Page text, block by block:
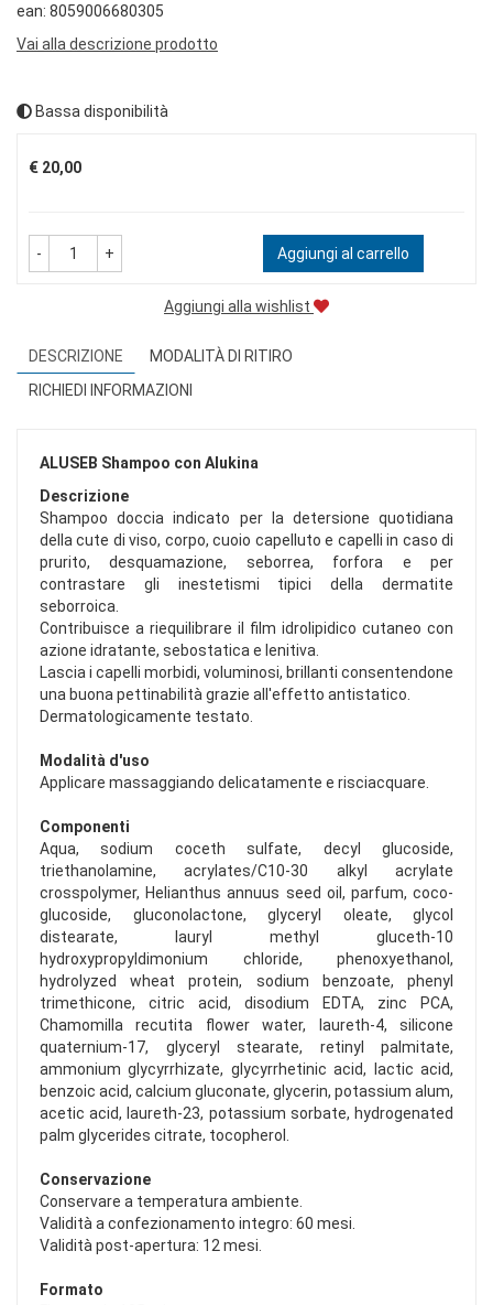
ean: 8059006680305
Vai alla descrizione prodotto
Bassa disponibilità
Prezzo
€ 20,00
- + Aggiungi al carrello
Aggiungi alla wishlist
DESCRIZIONE
MODALITÀ DI RITIRO
RICHIEDI INFORMAZIONI
ALUSEB Shampoo con Alukina
Descrizione
Shampoo doccia indicato per la detersione quotidiana
della cute di viso, corpo, cuoio capelluto e capelli in caso di
prurito, desquamazione, seborrea, forfora e per
contrastare gli inestetismi tipici della dermatite
seborroica.
Contribuisce a riequilibrare il film idrolipidico cutaneo con
azione idratante, sebostatica e lenitiva.
Lascia i capelli morbidi, voluminosi, brillanti consentendone
una buona pettinabilità grazie all'effetto antistatico.
Dermatologicamente testato.
Modalità d'uso
Applicare massaggiando delicatamente e risciacquare.
Componenti
Aqua, sodium coceth sulfate, decyl glucoside,
triethanolamine, acrylates/C10-30 alkyl acrylate
crosspolymer, Helianthus annuus seed oil, parfum, coco-
glucoside, gluconolactone, glyceryl oleate, glycol
distearate, lauryl methyl gluceth-10
hydroxypropyldimonium chloride, phenoxyethanol,
hydrolyzed wheat protein, sodium benzoate, phenyl
trimethicone, citric acid, disodium EDTA, zinc PCA,
Chamomilla recutita flower water, laureth-4, silicone
quaternium-17, glyceryl stearate, retinyl palmitate,
ammonium glycyrrhizate, glycyrrhetinic acid, lactic acid,
benzoic acid, calcium gluconate, glycerin, potassium alum,
acetic acid, laureth-23, potassium sorbate, hydrogenated
palm glycerides citrate, tocopherol.
Conservazione
Conservare a temperatura ambiente.
Validità a confezionamento integro: 60 mesi.
Validità post-apertura: 12 mesi.
Formato